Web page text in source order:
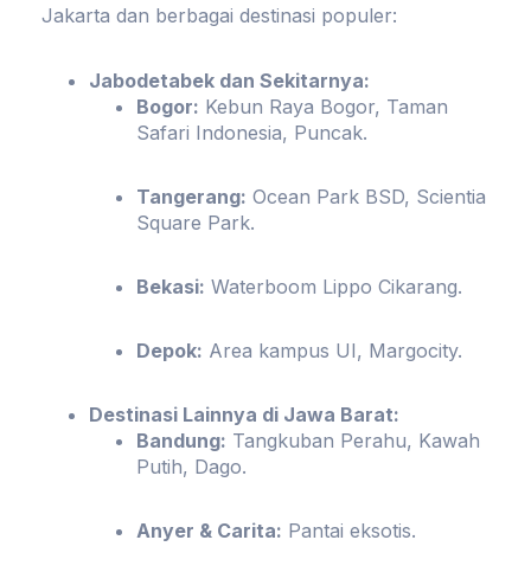
Jakarta dan berbagai destinasi populer:
Jabodetabek dan Sekitarnya:
Bogor: Kebun Raya Bogor, Taman
Safari Indonesia, Puncak.
Tangerang: Ocean Park BSD, Scientia
Square Park.
Bekasi: Waterboom Lippo Cikarang.
Depok: Area kampus UI, Margocity.
Destinasi Lainnya di Jawa Barat:
Bandung: Tangkuban Perahu, Kawah
Putih, Dago.
Anyer & Carita: Pantai eksotis.